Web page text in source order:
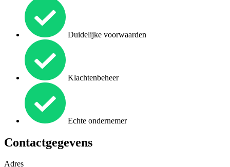
Duidelijke voorwaarden
Klachtenbeheer
Echte ondernemer
Contactgegevens
Adres